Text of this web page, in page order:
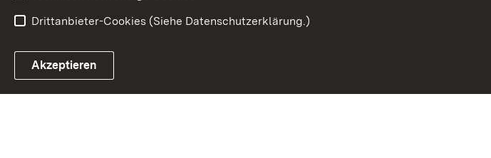
Drittanbieter-Cookies (Siehe Datenschutzerklärung.)
Akzeptieren